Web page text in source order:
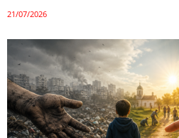
21/07/2026